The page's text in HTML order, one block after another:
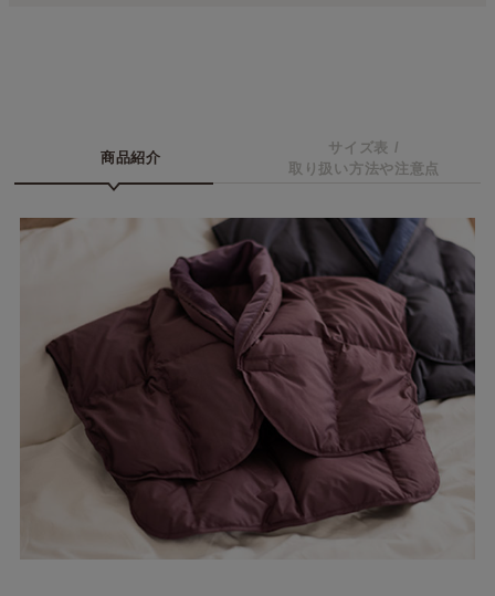
商品紹介
サイズ表 /
取り扱い方法や注意点